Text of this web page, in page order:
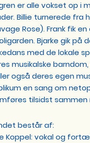
er alle vokset op i
Billie turnerede fra
Rose). Frank fik
Bjarke gik på
med de lokale
musikalske
også deres egen
en sang om
tilsidst
består af:
Koppel: vokal og